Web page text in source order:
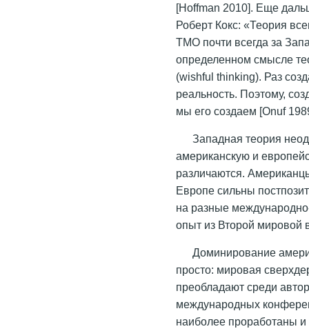
[Hoffman 2010]. Еще
Роберт Кокс: «Теория
ТМО почти всегда за
определенном смысле
(wishful thinking). Раз
реальность. Поэтому,
мы его создаем [Onuf
Западная теория
американскую и
различаются.
Европе сильны
на разные
опыт из Второй мировой
Доминирование
просто: мировая
преобладают среди
международных
наиболее проработаны